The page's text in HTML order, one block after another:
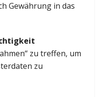
Gewährung in das
zu treffen, um
zu